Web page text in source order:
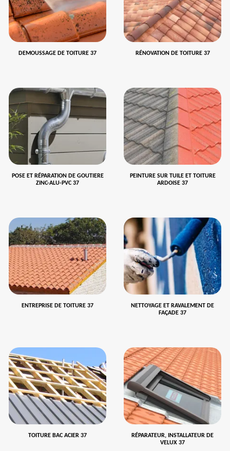
DEMOUSSAGE DE TOITURE 37 RÉNOVATION DE TOITURE 37
POSE ET RÉPARATION DE GOUTIERE
ZINC-ALU-PVC 37
PEINTURE SUR TUILE ET TOITURE
ARDOISE 37
ENTREPRISE DE TOITURE 37
NETTOYAGE ET RAVALEMENT DE
FAÇADE 37
TOITURE BAC ACIER 37
RÉPARATEUR, INSTALLATEUR DE
VELUX 37